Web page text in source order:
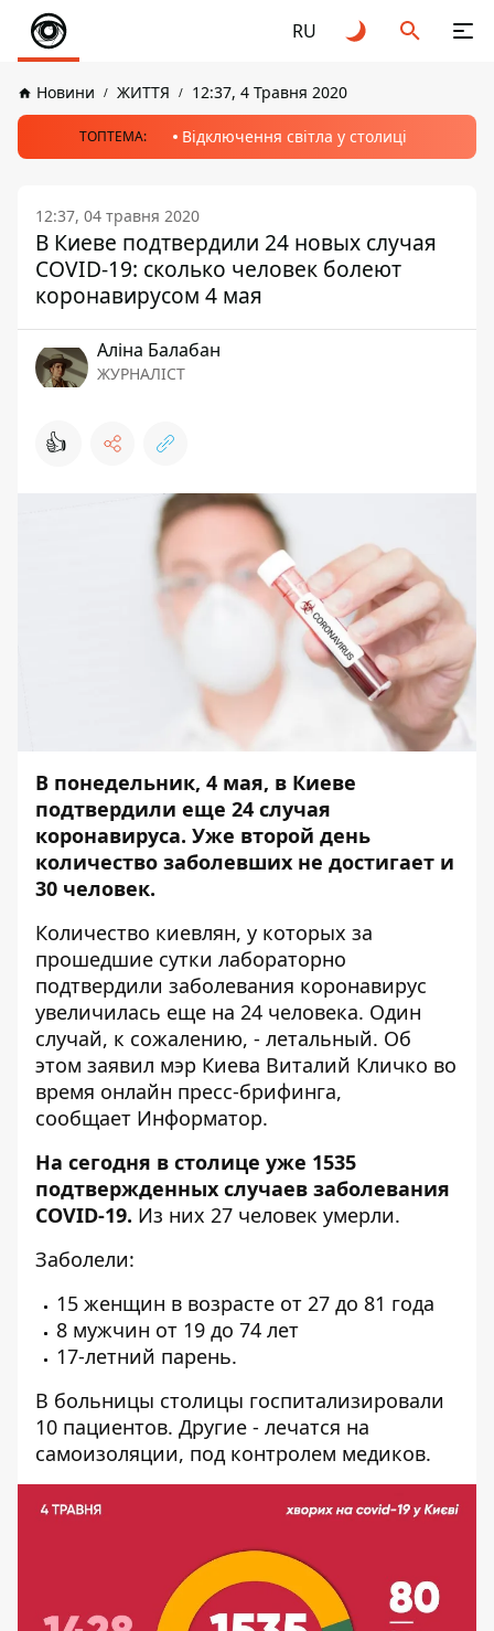
RU
Новини ЖИТТЯ 12:37, 4 Травня 2020
ТОПТЕМА: Відключення світла у столиці
12:37, 04 травня 2020
В Киеве подтвердили 24 новых случая
COVID-19: сколько человек болеют
коронавирусом 4 мая
Аліна Балабан
ЖУРНАЛІСТ
👍
В понедельник, 4 мая, в Киеве
подтвердили еще 24 случая
коронавируса. Уже второй день
количество заболевших не достигает и
30 человек.
Количество киевлян, у которых за
прошедшие сутки лабораторно
подтвердили заболевания коронавирус
увеличилась еще на 24 человека. Один
случай, к сожалению, - летальный. Об
этом заявил мэр Киева Виталий Кличко во
время онлайн пресс-брифинга,
сообщает Информатор.
На сегодня в столице уже 1535
подтвержденных случаев заболевания
COVID-19. Из них 27 человек умерли.
Заболели:
15 женщин в возрасте от 27 до 81 года
8 мужчин от 19 до 74 лет
17-летний парень.
В больницы столицы госпитализировали
10 пациентов. Другие - лечатся на
самоизоляции, под контролем медиков.